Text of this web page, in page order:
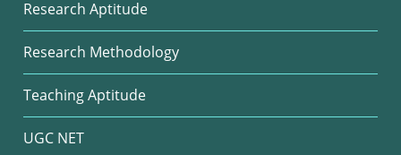
Research Aptitude
Research Methodology
Teaching Aptitude
UGC NET